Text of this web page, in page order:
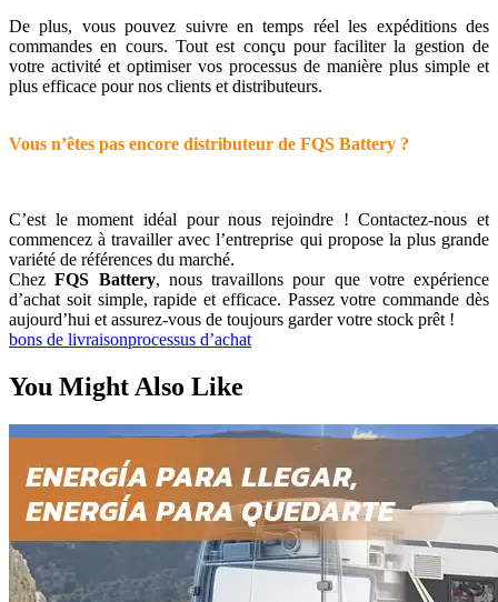
De plus, vous pouvez suivre en temps réel les expéditions des
commandes en cours. Tout est conçu pour faciliter la gestion de
votre activité et optimiser vos processus de manière plus simple et
plus efficace pour nos clients et distributeurs.
Vous n’êtes pas encore distributeur de FQS Battery ?
C’est le moment idéal pour nous rejoindre ! Contactez-nous et
commencez à travailler avec l’entreprise qui propose la plus grande
variété de références du marché.
ChezFQS Battery, nous travaillons pour que votre expérience
d’achat soit simple, rapide et efficace. Passez votre commande dès
aujourd’hui et assurez-vous de toujours garder votre stock prêt !
bons de livraisonprocessus d’achat
You Might Also Like